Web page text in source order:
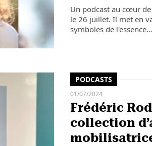
Un podcast au cœur de
le 26 juillet. Il met en
symboles de l'essence…
PODCASTS
01/07/2024
Frédéric
collection